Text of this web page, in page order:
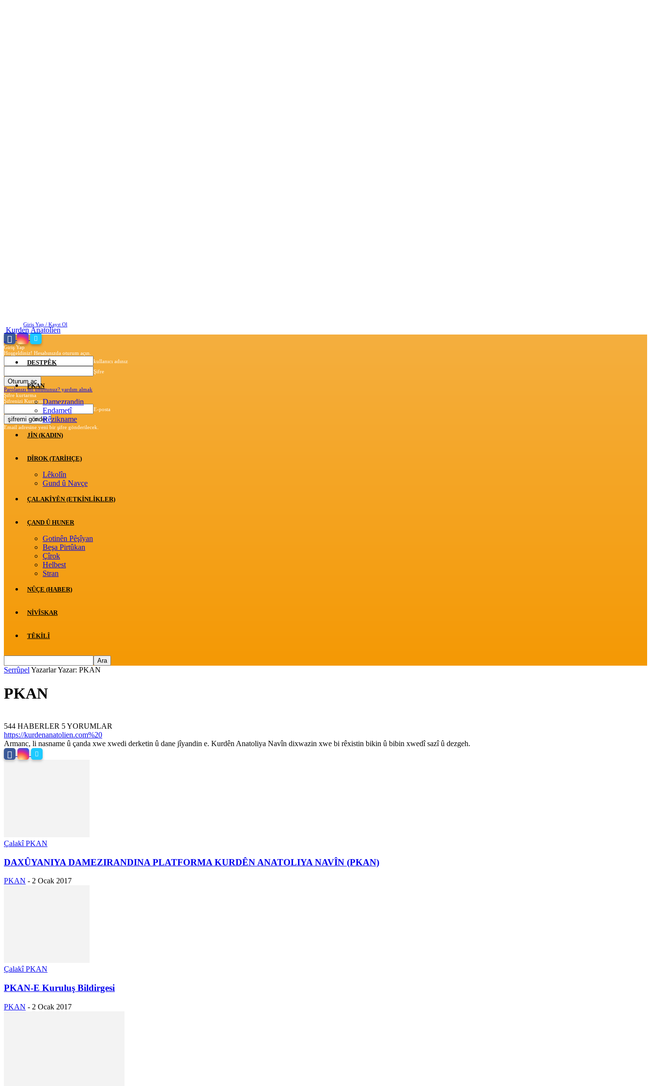
Giriş Yap / Kayıt Ol
Giriş Yap
Hoşgeldiniz! Hesabınızda oturum açın.
kullanıcı adınız
Şifre
Parolanızı mı unuttunuz? yardım almak
Şifre kurtarma
Şifrenizi Kurtarın
E-posta
Email adresine yeni bir şifre gönderilecek.
Kurden Anatolien
DESTPÊK
PKAN
Damezrandin
Endametî
Rêzikname
JİN (KADIN)
DÎROK (TARİHÇE)
Lêkolîn
Gund û Navçe
ÇALAKÎYÊN (ETKINLIKLER)
ÇAND Û HUNER
Gotinên Pêşîyan
Beşa Pirtûkan
Çîrok
Helbest
Stran
NÛÇE (HABER)
NIVÎSKAR
TÊKILÎ
Serrûpel YazarlarYazar: PKAN
PKAN
544 HABERLER 5 YORUMLAR
https://kurdenanatolien.com%20
Armanc, li nasname û çanda xwe xwedi derketin û dane jîyandin e. Kurdên Anatoliya Navîn dixwazin xwe bi rêxistin bikin û bibin xwedî sazî û dezgeh.
Çalakî PKAN
DAXÛYANIYA DAMEZIRANDINA PLATFORMA KURDÊN ANATOLIYA NAVÎN (PKAN)
PKAN - 2 Ocak 2017
Çalakî PKAN
PKAN-E Kuruluş Bildirgesi
PKAN - 2 Ocak 2017